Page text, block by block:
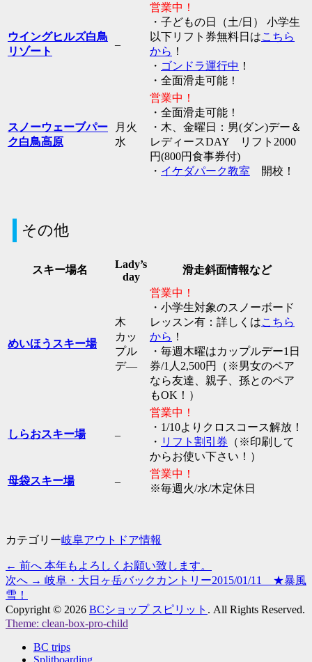
ウイングヒルズ白鳥
リゾート
–
営業中！
・子どもの日（土/日） 小学生
以下リフト券無料日はこちら
から ！
・ ゴンドラ運行中 ！
・全面滑走可能！
スノーウェーブパー
ク白鳥高原
月火
水
営業中！
・全面滑走可能！
・木、金曜日：男(ダン)デー＆
レディースDAY リフト2000
円(800円食事券付)
・ イケダパーク教室 開校！
その他
スキー場名
Lady’s
day
滑走斜面情報など
めいほうスキー場
木
カッ
プル
デ―
営業中！
・小学生対象のスノーボード
レッスン有：詳しくはこちら
から ！
・毎週木曜はカップルデー1日
券/1人2,500円（※男女のペア
なら友達、親子、孫とのペア
もOK！）
しらおスキー場 –
営業中！
・1/10よりクロスコース解放！
・ リフト割引券 （※印刷して
からお使い下さい！）
母袋スキー場 –
営業中！
※毎週火/水/木定休日
カテゴリー岐阜アウトドア情報
投
稿
ナ
ビ
← 前へ 過
去
投
稿:
本年もよろしくお願い致します。
次へ → 次
投
稿:
岐阜・大日ヶ岳バックカントリー2015/01/11 ★暴風
雪！
Copyright © 2026 BCショップ スピリット . All Rights Reserved.
Theme: clean-box-pro-child
BC trips
Splitboarding